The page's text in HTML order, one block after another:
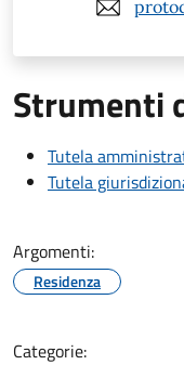
Strumenti
Tutela
Tutela
Argomenti:
Residenza
Categorie: